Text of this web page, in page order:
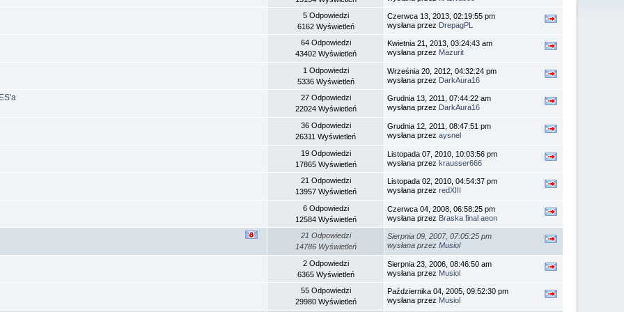
5 Odpowiedzi
6162 Wyświetleń
Czerwca 13, 2013, 02:19:55 pm
wysłana przez DrepagPL
64 Odpowiedzi
43402 Wyświetleń
Kwietnia 21, 2013, 03:24:43 am
wysłana przez Mazurit
1 Odpowiedzi
5336 Wyświetleń
Września 20, 2012, 04:32:24 pm
wysłana przez DarkAura16
27 Odpowiedzi
22024 Wyświetleń
Grudnia 13, 2011, 07:44:22 am
wysłana przez DarkAura16
36 Odpowiedzi
26311 Wyświetleń
Grudnia 12, 2011, 08:47:51 pm
wysłana przezaysnel
19 Odpowiedzi
17865 Wyświetleń
Listopada 07, 2010, 10:03:56 pm
wysłana przezkrausser666
21 Odpowiedzi
13957 Wyświetleń
Listopada 02, 2010, 04:54:37 pm
wysłana przezredXIII
6 Odpowiedzi
12584 Wyświetleń
Czerwca 04, 2008, 06:58:25 pm
wysłana przez Braska final aeon
21 Odpowiedzi
14786 Wyświetleń
Sierpnia 09, 2007, 07:05:25 pm
wysłana przezMusiol
2 Odpowiedzi
6365 Wyświetleń
Sierpnia 23, 2006, 08:46:50 am
wysłana przez Musiol
55 Odpowiedzi
29980 Wyświetleń
Października 04, 2005, 09:52:30 pm
wysłana przez Musiol